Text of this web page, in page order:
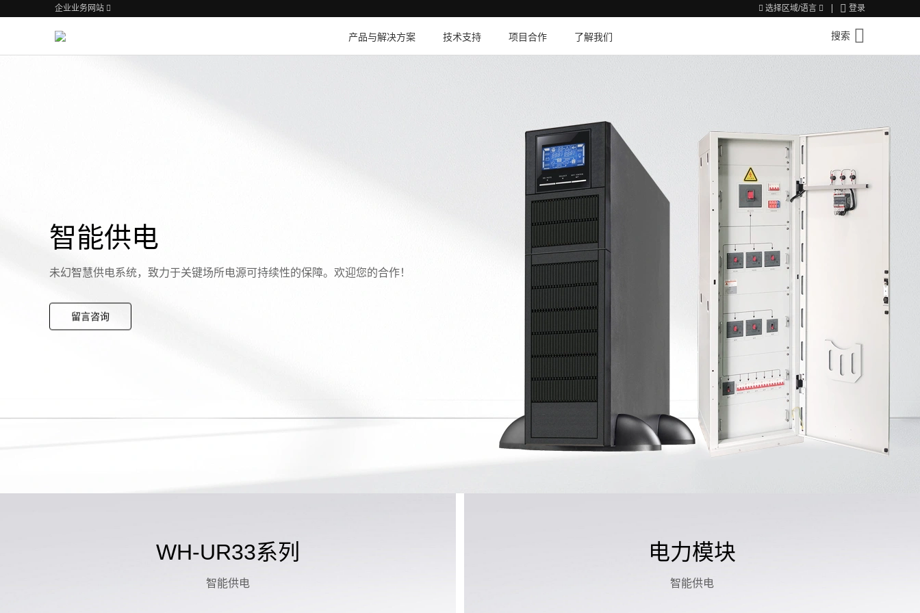
企业业务网站 选择区域/语言 登录
产品与解决方案 技术支持 项目合作 了解我们 搜索
智能供电
未幻智慧供电系统，致力于关键场所电源可持续性的保障。欢迎您的合作！
留言咨询
WH-UR33系列
智能供电
电力模块
智能供电